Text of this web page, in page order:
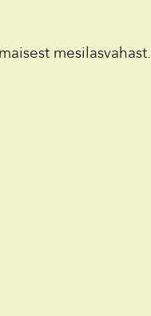
mesilasvahast.